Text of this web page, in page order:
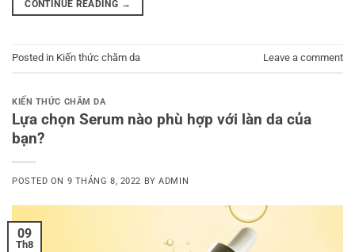
CONTINUE READING →
Posted in Kiến thức chăm da Leave a comment
KIẾN THỨC CHĂM DA
Lựa chọn Serum nào phù hợp với làn da của
bạn?
POSTED ON 9 THÁNG 8, 2022 BYADMIN
09
Th8